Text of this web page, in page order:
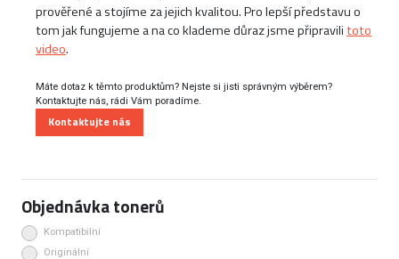
prověřené a stojíme za jejich kvalitou. Pro lepší představu o
tom jak fungujeme a na co klademe důraz jsme připravilitoto
video.
Máte dotaz k těmto produktům? Nejste si jisti správným výběrem?
Kontaktujte nás, rádi Vám poradíme.
Kontaktujte nás
Objednávka tonerů
Kompatibilní
Originální